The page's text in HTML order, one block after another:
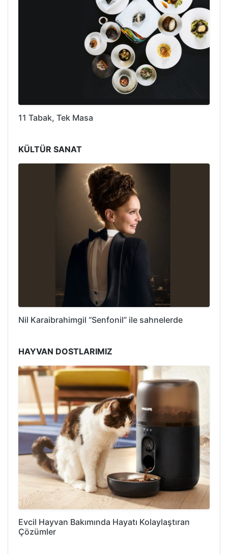
11 Tabak, Tek Masa
KÜLTÜR SANAT
Nil Karaibrahimgil “Senfonil” ile sahnelerde
HAYVAN DOSTLARIMIZ
Evcil Hayvan Bakımında Hayatı Kolaylaştıran
Çözümler